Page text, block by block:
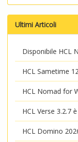
Ultimi Articoli
Disponibile HCL
HCL Sametime
HCL Nomad for
HCL Verse 3.2.7
HCL Domino